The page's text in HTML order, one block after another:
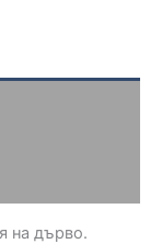
на дърво.